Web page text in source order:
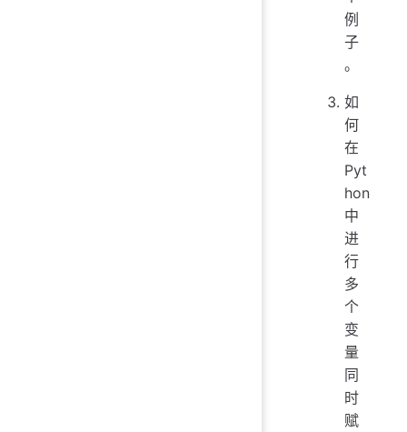
例
子
。
如
何
在
Pyt
hon
中
进
行
多
个
变
量
同
时
赋